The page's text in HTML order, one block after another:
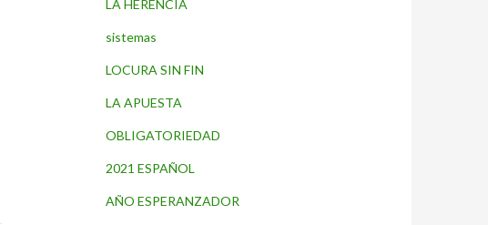
LA HERENCIA
sistemas
LOCURA SIN FIN
LA APUESTA
OBLIGATORIEDAD
2021 ESPAÑOL
AÑO ESPERANZADOR